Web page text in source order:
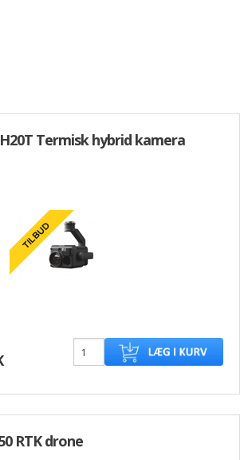
Termisk hybrid kamera
RTK drone